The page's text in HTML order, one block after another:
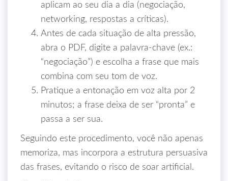
aplicam ao seu dia a dia (negociação,
networking, respostas a críticas).
Antes de cada situação de alta pressão,
abra o PDF, digite a palavra‑chave (ex.:
“negociação”) e escolha a frase que mais
combina com seu tom de voz.
Pratique a entonação em voz alta por 2
minutos; a frase deixa de ser “pronta” e
passa a ser sua.
Seguindo este procedimento, você não apenas
memoriza, mas incorpora a estrutura persuasiva
das frases, evitando o risco de soar artificial.